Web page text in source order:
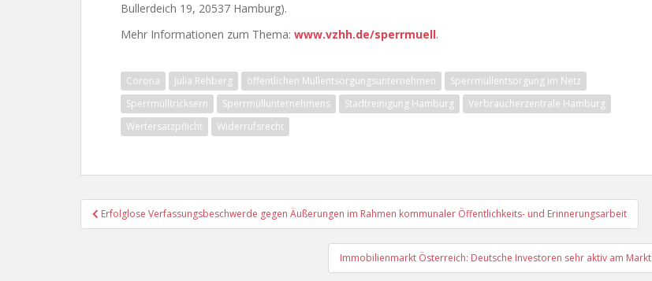
Bullerdeich 19, 20537 Hamburg).
Mehr Informationen zum Thema: www.vzhh.de/sperrmuell.
Corona Julia Rehberg öffentlichen Müllentsorgungsunternehmen
Sperrmüllentsorgung im Netz
Sperrmülltricksern
Sperrmüllunternehmens Stadtreinigung Hamburg
Verbraucherzentrale Hamburg
Wertersatzpflicht
Widerrufsrecht
Beitragsnavigation
Erfolglose Verfassungsbeschwerde gegen Äußerungen im Rahmen kommunaler Öffentlichkeits- und Erinnerungsarbeit
Immobilienmarkt Österreich: Deutsche Investoren sehr aktiv am Markt